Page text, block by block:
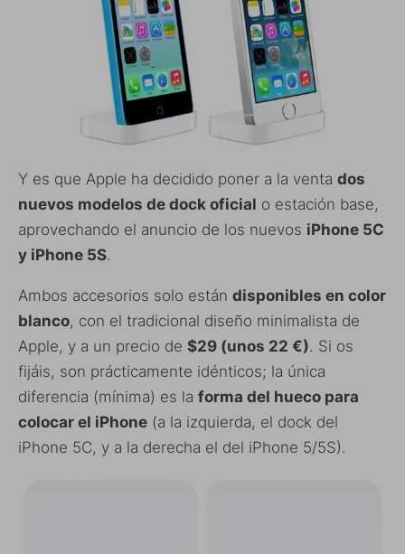
Y es que Apple ha decidido poner a la venta dos
nuevos modelos de dock oficial o estación base,
aprovechando el anuncio de los nuevos iPhone 5C
y iPhone 5S.
Ambos accesorios solo están disponibles en color
blanco, con el tradicional diseño minimalista de
Apple, y a un precio de $29 (unos 22 €). Si os
fijáis, son prácticamente idénticos; la única
diferencia (mínima) es la forma del hueco para
colocar el iPhone (a la izquierda, el dock del
iPhone 5C, y a la derecha el del iPhone 5/5S).